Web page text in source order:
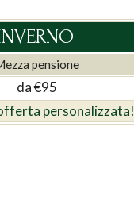
pensione
da €95
personalizzata!